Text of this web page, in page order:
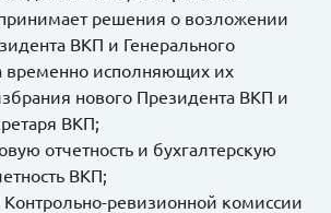
решения о возложении
ВКП и Генерального
временно исполняющих их
нового Президента ВКП и
ВКП;
отчетность и бухгалтерскую
ВКП;
ревизионной комиссии